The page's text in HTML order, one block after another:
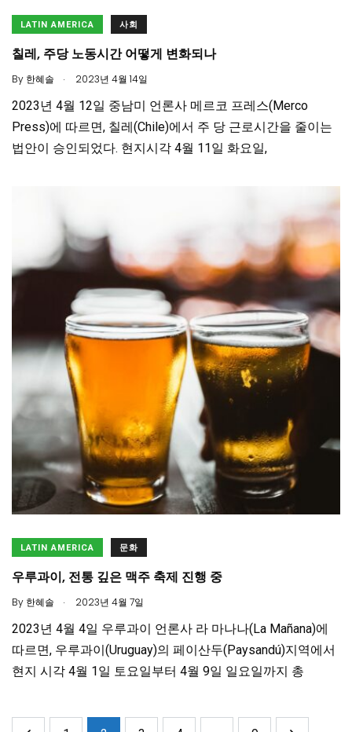
LATIN AMERICA 사회
칠레, 주당 노동시간 어떻게 변화되나
By 한혜솔 . 2023년 4월 14일
2023년 4월 12일 중남미 언론사 메르코 프레스(Merco
Press)에 따르면, 칠레(Chile)에서 주 당 근로시간을 줄이는
법안이 승인되었다. 현지시각 4월 11일 화요일,
LATIN AMERICA 문화
우루과이, 전통 깊은 맥주 축제 진행 중
By 한혜솔 . 2023년 4월 7일
2023년 4월 4일 우루과이 언론사 라 마나나(La Mañana)에
따르면, 우루과이(Uruguay)의 페이산두(Paysandú)지역에서
현지 시각 4월 1일 토요일부터 4월 9일 일요일까지 총